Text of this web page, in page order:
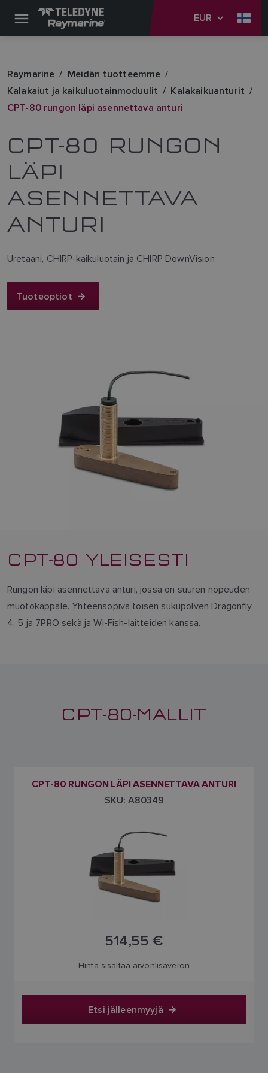
EUR
Raymarine
Meidän tuotteemme
Kalakaiut ja kaikuluotainmoduulit
Kalakaikuanturit
CPT-80 rungon läpi asennettava anturi
CPT-80 RUNGON
LÄPI
ASENNETTAVA
ANTURI
Uretaani, CHIRP-kaikuluotain ja CHIRP DownVision
Tuoteoptiot
CPT-80 YLEISESTI
Rungon läpi asennettava anturi, jossa on suuren nopeuden
muotokappale. Yhteensopiva toisen sukupolven Dragonfly
4, 5 ja 7PRO sekä ja Wi-Fish-laitteiden kanssa.
CPT-80-MALLIT
CPT-80 RUNGON LÄPI ASENNETTAVA ANTURI
SKU: A80349
514,55 €
Hinta sisältää arvonlisäveron
Etsi jälleenmyyjä